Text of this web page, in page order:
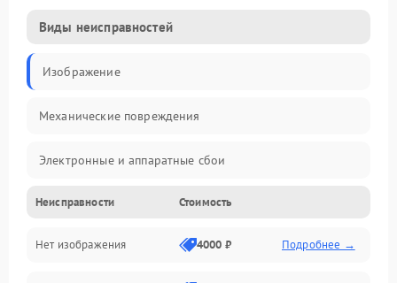
Виды неисправностей
Изображение
Механические повреждения
Электронные и аппаратные сбои
Неисправности сенсора и оптики
Программные ошибки
Неисправности Стоимость
Нет изображения 4000 ₽ Подробнее →